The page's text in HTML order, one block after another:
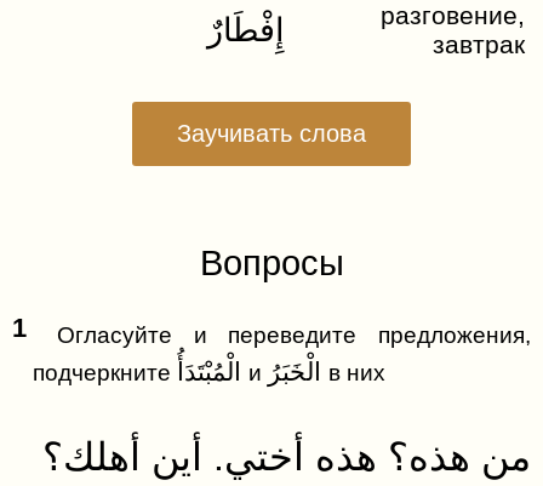
إِفْطَارٌ
разговение,
завтрак
Заучивать слова
Вопросы
1
Огласуйте и переведите предложения,
подчеркните
и в них
من هذه؟ هذه أختي. أين أهلك؟